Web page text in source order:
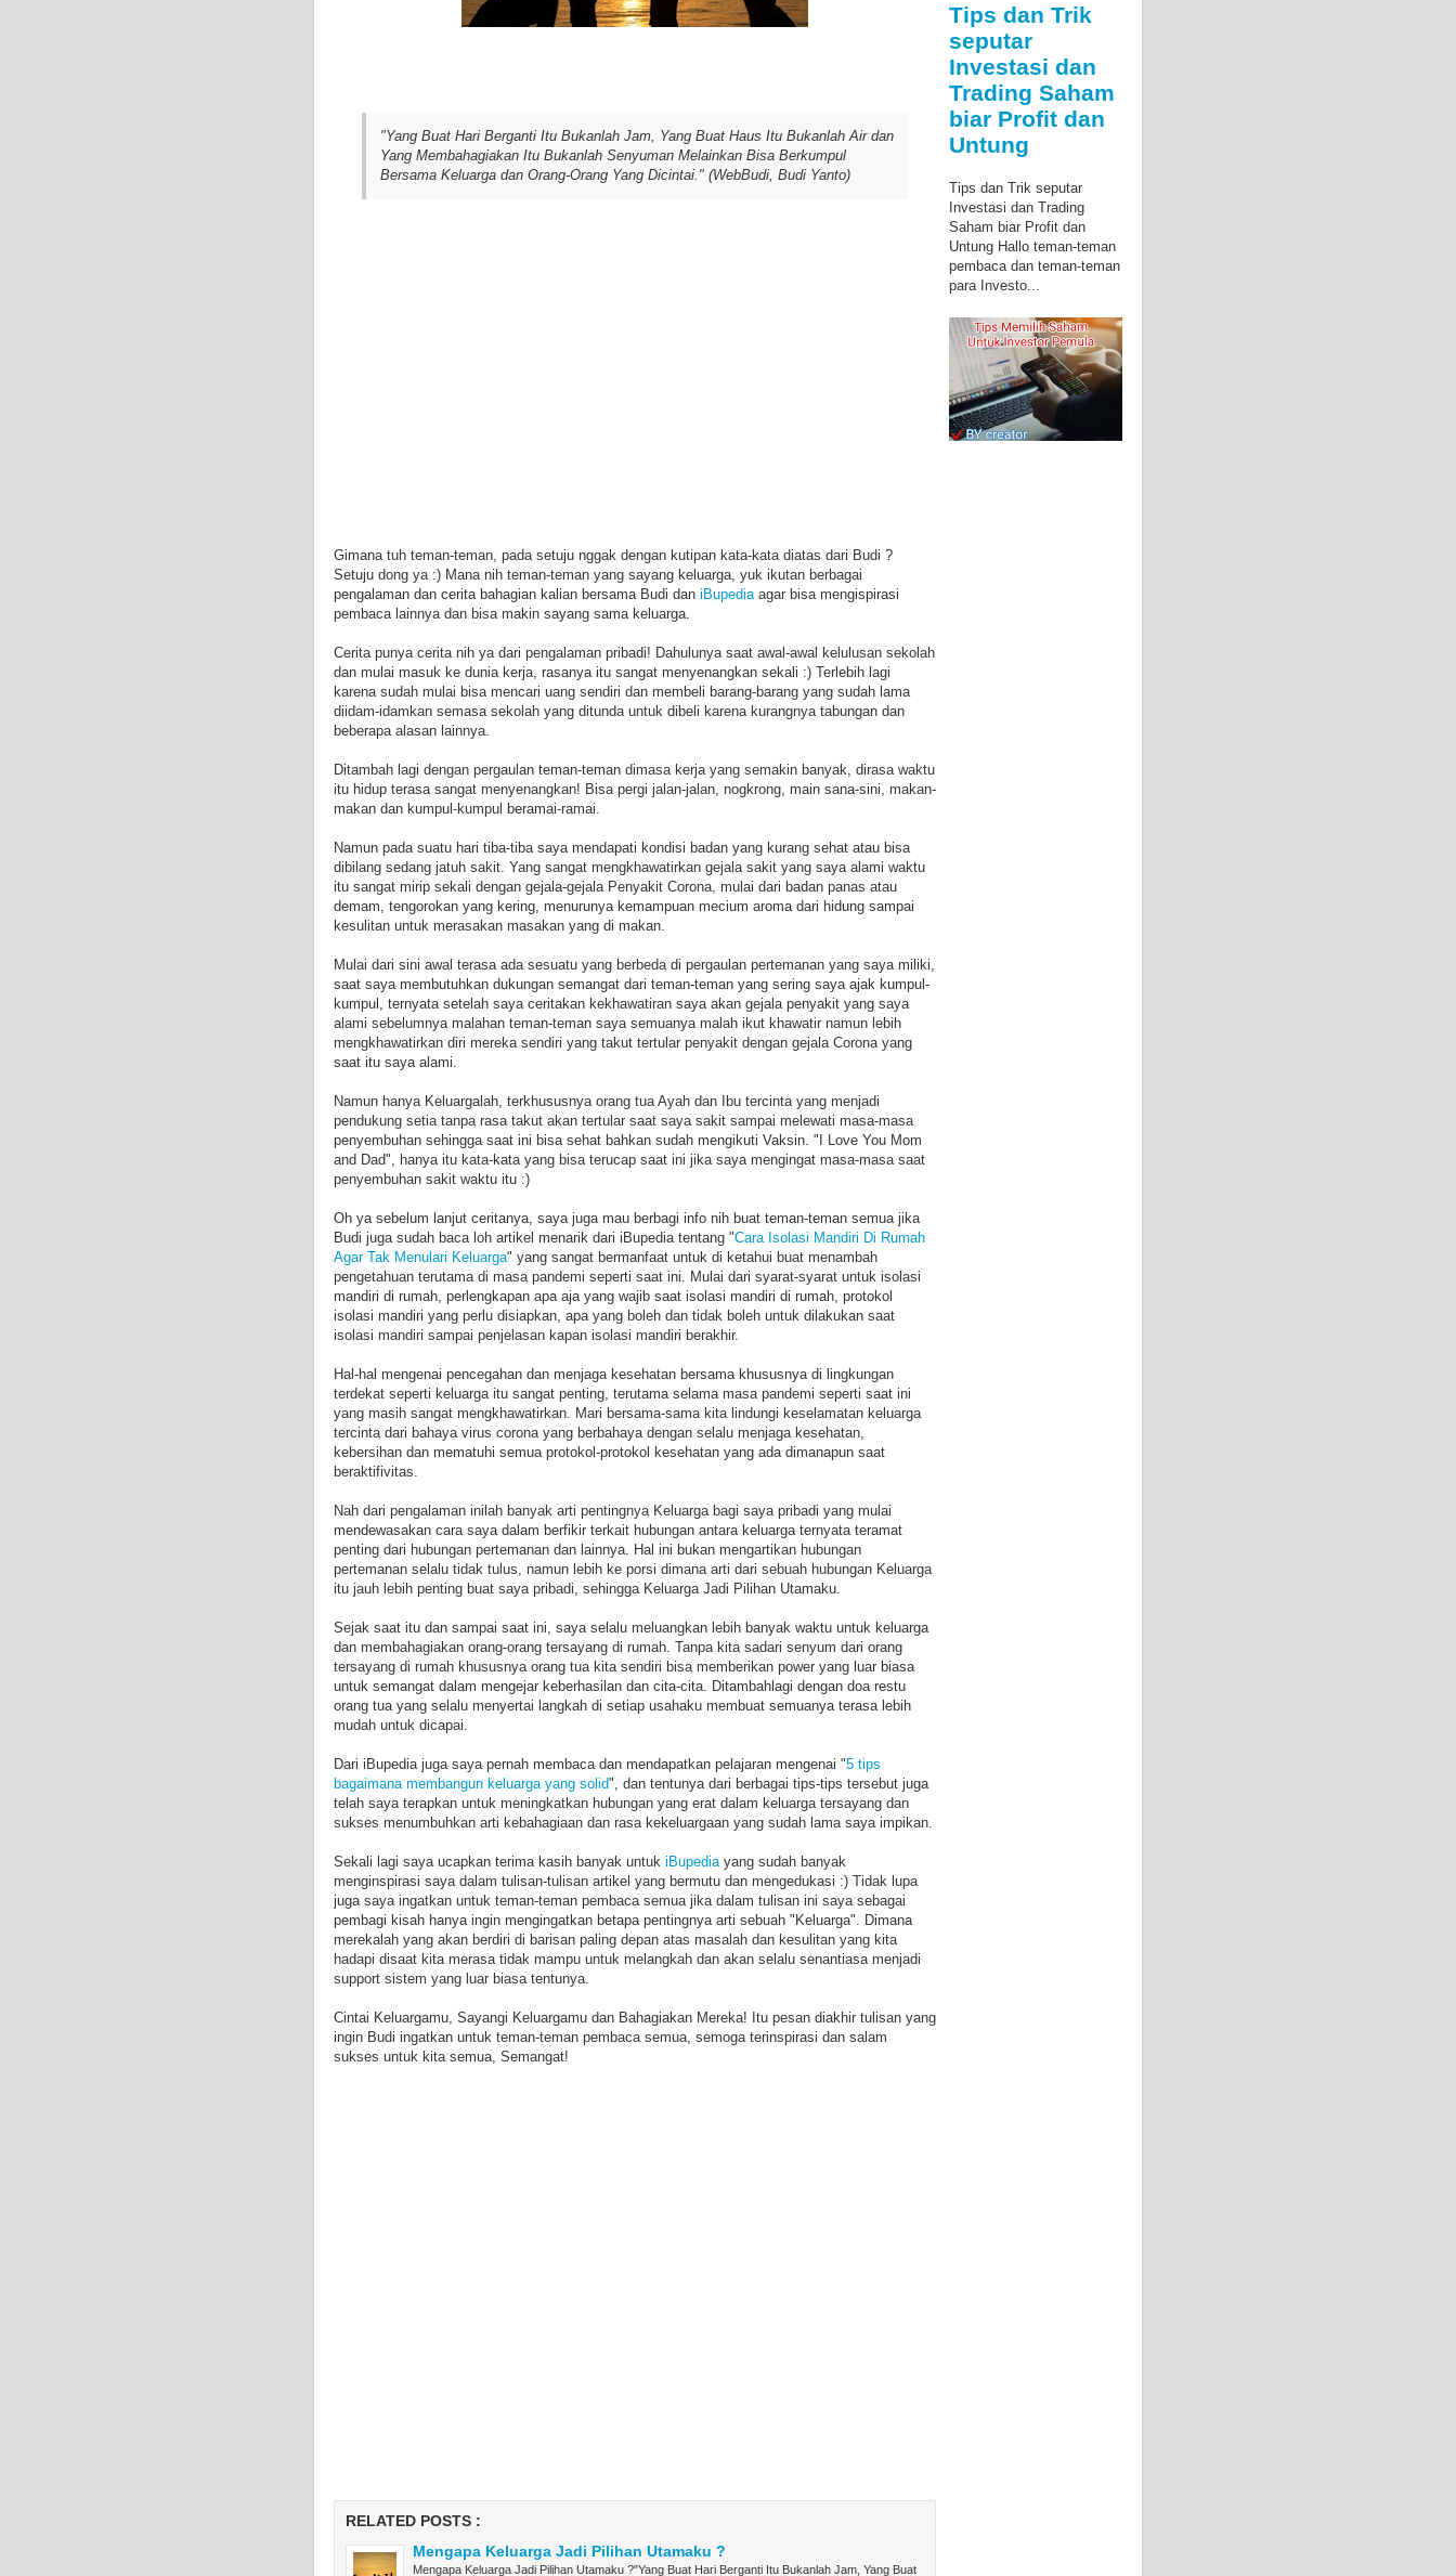
"Yang Buat Hari Berganti Itu Bukanlah Jam, Yang Buat Haus Itu Bukanlah Air dan
Yang Membahagiakan Itu Bukanlah Senyuman Melainkan Bisa Berkumpul
Bersama Keluarga dan Orang-Orang Yang Dicintai." (WebBudi, Budi Yanto)
Gimana tuh teman-teman, pada setuju nggak dengan kutipan kata-kata diatas dari Budi ?
Setuju dong ya :) Mana nih teman-teman yang sayang keluarga, yuk ikutan berbagai
pengalaman dan cerita bahagian kalian bersama Budi dan iBupedia agar bisa mengispirasi
pembaca lainnya dan bisa makin sayang sama keluarga.
Cerita punya cerita nih ya dari pengalaman pribadi! Dahulunya saat awal-awal kelulusan sekolah
dan mulai masuk ke dunia kerja, rasanya itu sangat menyenangkan sekali :) Terlebih lagi
karena sudah mulai bisa mencari uang sendiri dan membeli barang-barang yang sudah lama
diidam-idamkan semasa sekolah yang ditunda untuk dibeli karena kurangnya tabungan dan
beberapa alasan lainnya.
Ditambah lagi dengan pergaulan teman-teman dimasa kerja yang semakin banyak, dirasa waktu
itu hidup terasa sangat menyenangkan! Bisa pergi jalan-jalan, nogkrong, main sana-sini, makan-
makan dan kumpul-kumpul beramai-ramai.
Namun pada suatu hari tiba-tiba saya mendapati kondisi badan yang kurang sehat atau bisa
dibilang sedang jatuh sakit. Yang sangat mengkhawatirkan gejala sakit yang saya alami waktu
itu sangat mirip sekali dengan gejala-gejala Penyakit Corona, mulai dari badan panas atau
demam, tengorokan yang kering, menurunya kemampuan mecium aroma dari hidung sampai
kesulitan untuk merasakan masakan yang di makan.
Mulai dari sini awal terasa ada sesuatu yang berbeda di pergaulan pertemanan yang saya miliki,
saat saya membutuhkan dukungan semangat dari teman-teman yang sering saya ajak kumpul-
kumpul, ternyata setelah saya ceritakan kekhawatiran saya akan gejala penyakit yang saya
alami sebelumnya malahan teman-teman saya semuanya malah ikut khawatir namun lebih
mengkhawatirkan diri mereka sendiri yang takut tertular penyakit dengan gejala Corona yang
saat itu saya alami.
Namun hanya Keluargalah, terkhususnya orang tua Ayah dan Ibu tercinta yang menjadi
pendukung setia tanpa rasa takut akan tertular saat saya sakit sampai melewati masa-masa
penyembuhan sehingga saat ini bisa sehat bahkan sudah mengikuti Vaksin. "I Love You Mom
and Dad", hanya itu kata-kata yang bisa terucap saat ini jika saya mengingat masa-masa saat
penyembuhan sakit waktu itu :)
Oh ya sebelum lanjut ceritanya, saya juga mau berbagi info nih buat teman-teman semua jika
Budi juga sudah baca loh artikel menarik dari iBupedia tentang "Cara Isolasi Mandiri Di Rumah
Agar Tak Menulari Keluarga" yang sangat bermanfaat untuk di ketahui buat menambah
pengetahuan terutama di masa pandemi seperti saat ini. Mulai dari syarat-syarat untuk isolasi
mandiri di rumah, perlengkapan apa aja yang wajib saat isolasi mandiri di rumah, protokol
isolasi mandiri yang perlu disiapkan, apa yang boleh dan tidak boleh untuk dilakukan saat
isolasi mandiri sampai penjelasan kapan isolasi mandiri berakhir.
Hal-hal mengenai pencegahan dan menjaga kesehatan bersama khususnya di lingkungan
terdekat seperti keluarga itu sangat penting, terutama selama masa pandemi seperti saat ini
yang masih sangat mengkhawatirkan. Mari bersama-sama kita lindungi keselamatan keluarga
tercinta dari bahaya virus corona yang berbahaya dengan selalu menjaga kesehatan,
kebersihan dan mematuhi semua protokol-protokol kesehatan yang ada dimanapun saat
beraktifivitas.
Nah dari pengalaman inilah banyak arti pentingnya Keluarga bagi saya pribadi yang mulai
mendewasakan cara saya dalam berfikir terkait hubungan antara keluarga ternyata teramat
penting dari hubungan pertemanan dan lainnya. Hal ini bukan mengartikan hubungan
pertemanan selalu tidak tulus, namun lebih ke porsi dimana arti dari sebuah hubungan Keluarga
itu jauh lebih penting buat saya pribadi, sehingga Keluarga Jadi Pilihan Utamaku.
Sejak saat itu dan sampai saat ini, saya selalu meluangkan lebih banyak waktu untuk keluarga
dan membahagiakan orang-orang tersayang di rumah. Tanpa kita sadari senyum dari orang
tersayang di rumah khususnya orang tua kita sendiri bisa memberikan power yang luar biasa
untuk semangat dalam mengejar keberhasilan dan cita-cita. Ditambahlagi dengan doa restu
orang tua yang selalu menyertai langkah di setiap usahaku membuat semuanya terasa lebih
mudah untuk dicapai.
Dari iBupedia juga saya pernah membaca dan mendapatkan pelajaran mengenai "5 tips
bagaimana membangun keluarga yang solid", dan tentunya dari berbagai tips-tips tersebut juga
telah saya terapkan untuk meningkatkan hubungan yang erat dalam keluarga tersayang dan
sukses menumbuhkan arti kebahagiaan dan rasa kekeluargaan yang sudah lama saya impikan.
Sekali lagi saya ucapkan terima kasih banyak untuk iBupedia yang sudah banyak
menginspirasi saya dalam tulisan-tulisan artikel yang bermutu dan mengedukasi :) Tidak lupa
juga saya ingatkan untuk teman-teman pembaca semua jika dalam tulisan ini saya sebagai
pembagi kisah hanya ingin mengingatkan betapa pentingnya arti sebuah "Keluarga". Dimana
merekalah yang akan berdiri di barisan paling depan atas masalah dan kesulitan yang kita
hadapi disaat kita merasa tidak mampu untuk melangkah dan akan selalu senantiasa menjadi
support sistem yang luar biasa tentunya.
Cintai Keluargamu, Sayangi Keluargamu dan Bahagiakan Mereka! Itu pesan diakhir tulisan yang
ingin Budi ingatkan untuk teman-teman pembaca semua, semoga terinspirasi dan salam
sukses untuk kita semua, Semangat!
RELATED POSTS :
Mengapa Keluarga Jadi Pilihan Utamaku ?
Mengapa Keluarga Jadi Pilihan Utamaku ?"Yang Buat Hari Berganti Itu Bukanlah Jam, Yang Buat
Tips dan Trik
seputar
Investasi dan
Trading Saham
biar Profit dan
Untung
Tips dan Trik seputar
Investasi dan Trading
Saham biar Profit dan
Untung Hallo teman-teman
pembaca dan teman-teman
para Investo...